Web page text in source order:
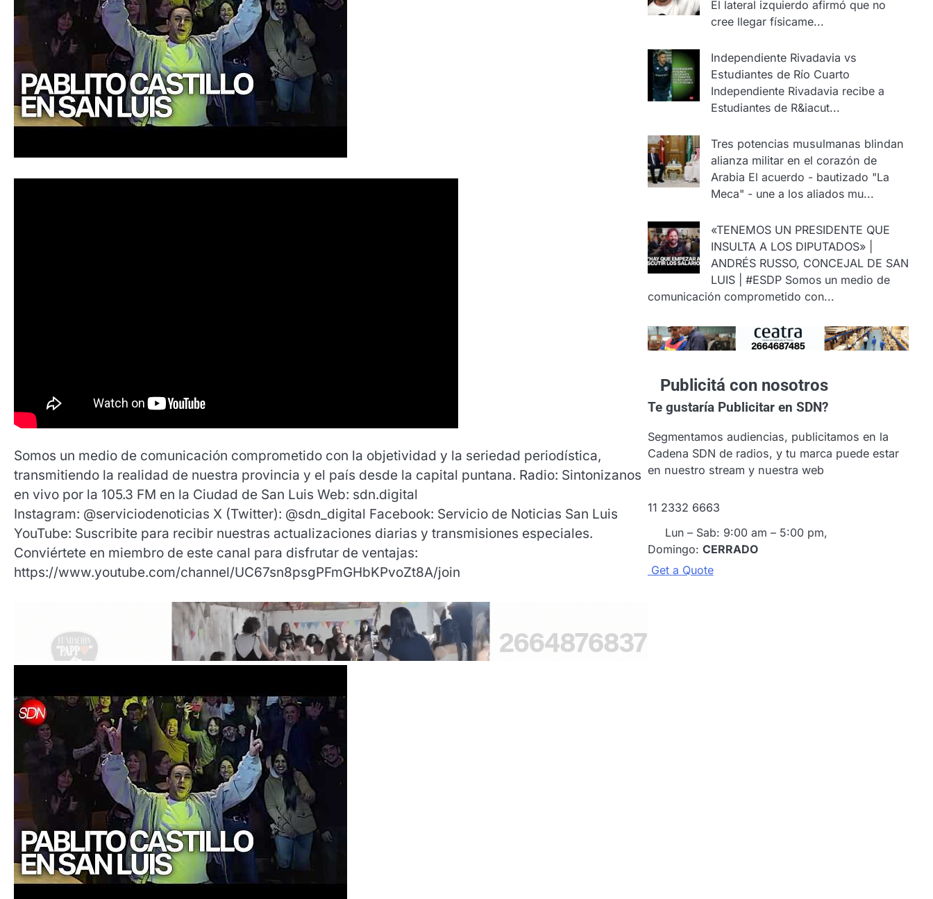
Somos un medio de comunicación comprometido con la objetividad y la seriedad periodística,
transmitiendo la realidad de nuestra provincia y el país desde la capital puntana. Radio: Sintonizanos
en vivo por la 105.3 FM en la Ciudad de San Luis Web: sdn.digital
Instagram: @serviciodenoticias X (Twitter): @sdn_digital Facebook: Servicio de Noticias San Luis
YouTube: Suscribite para recibir nuestras actualizaciones diarias y transmisiones especiales.
Conviértete en miembro de este canal para disfrutar de ventajas:
https://www.youtube.com/channel/UC67sn8psgPFmGHbKPvoZt8A/join
El lateral izquierdo afirmó que no
cree llegar físicame...
Independiente Rivadavia vs
Estudiantes de Río Cuarto
Independiente Rivadavia recibe a
Estudiantes de R&iacut...
Tres potencias musulmanas blindan
alianza militar en el corazón de
Arabia El acuerdo - bautizado "La
Meca" - une a los aliados mu...
«TENEMOS UN PRESIDENTE QUE
INSULTA A LOS DIPUTADOS» |
ANDRÉS RUSSO, CONCEJAL DE SAN
LUIS | #ESDP Somos un medio de
comunicación comprometido con...
Publicitá con nosotros
Te gustaríaPublicitar en SDN?
Segmentamos audiencias, publicitamos en la
Cadena SDN de radios, y tu marca puede estar
en nuestro stream y nuestra web
11 2332 6663
Lun – Sab: 9:00 am – 5:00 pm,
Domingo: CERRADO
Get a Quote